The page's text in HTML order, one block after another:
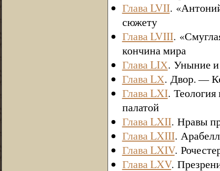
Глава LVII.
сюжету
Глава LVIII.
кончина мира
Глава LIХ. Уныние и
Глава LХ. Двор. —
Глава LXI.
палатой
Глава LXII. Нравы
Глава LXIII.
Глава LXIV.
Глава LXV.